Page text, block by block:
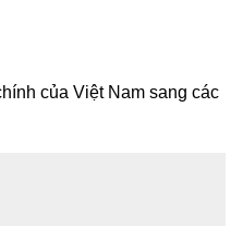
của Việt Nam sang các